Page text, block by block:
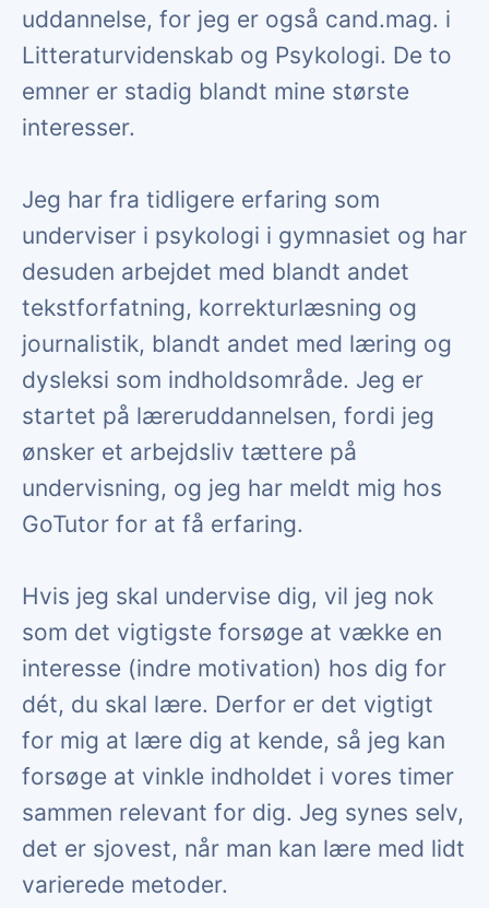
uddannelse, for jeg er også cand.mag. i
Litteraturvidenskab og Psykologi. De to
emner er stadig blandt mine største
interesser.
Jeg har fra tidligere erfaring som
underviser i psykologi i gymnasiet og har
desuden arbejdet med blandt andet
tekstforfatning, korrekturlæsning og
journalistik, blandt andet med læring og
dysleksi som indholdsområde. Jeg er
startet på læreruddannelsen, fordi jeg
ønsker et arbejdsliv tættere på
undervisning, og jeg har meldt mig hos
GoTutor for at få erfaring.
Hvis jeg skal undervise dig, vil jeg nok
som det vigtigste forsøge at vække en
interesse (indre motivation) hos dig for
dét, du skal lære. Derfor er det vigtigt
for mig at lære dig at kende, så jeg kan
forsøge at vinkle indholdet i vores timer
sammen relevant for dig. Jeg synes selv,
det er sjovest, når man kan lære med lidt
varierede metoder.